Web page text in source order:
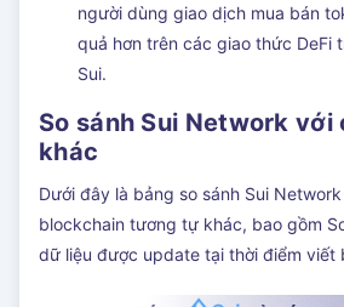
người dùng giao dịch mua bán
quả hơn trên các giao thức DeFi
Sui.
So sánh Sui Network với
khác
Dưới đây là bảng so sánh Sui
blockchain tương tự khác, bao gồm
dữ liệu được update tại thời điểm viết